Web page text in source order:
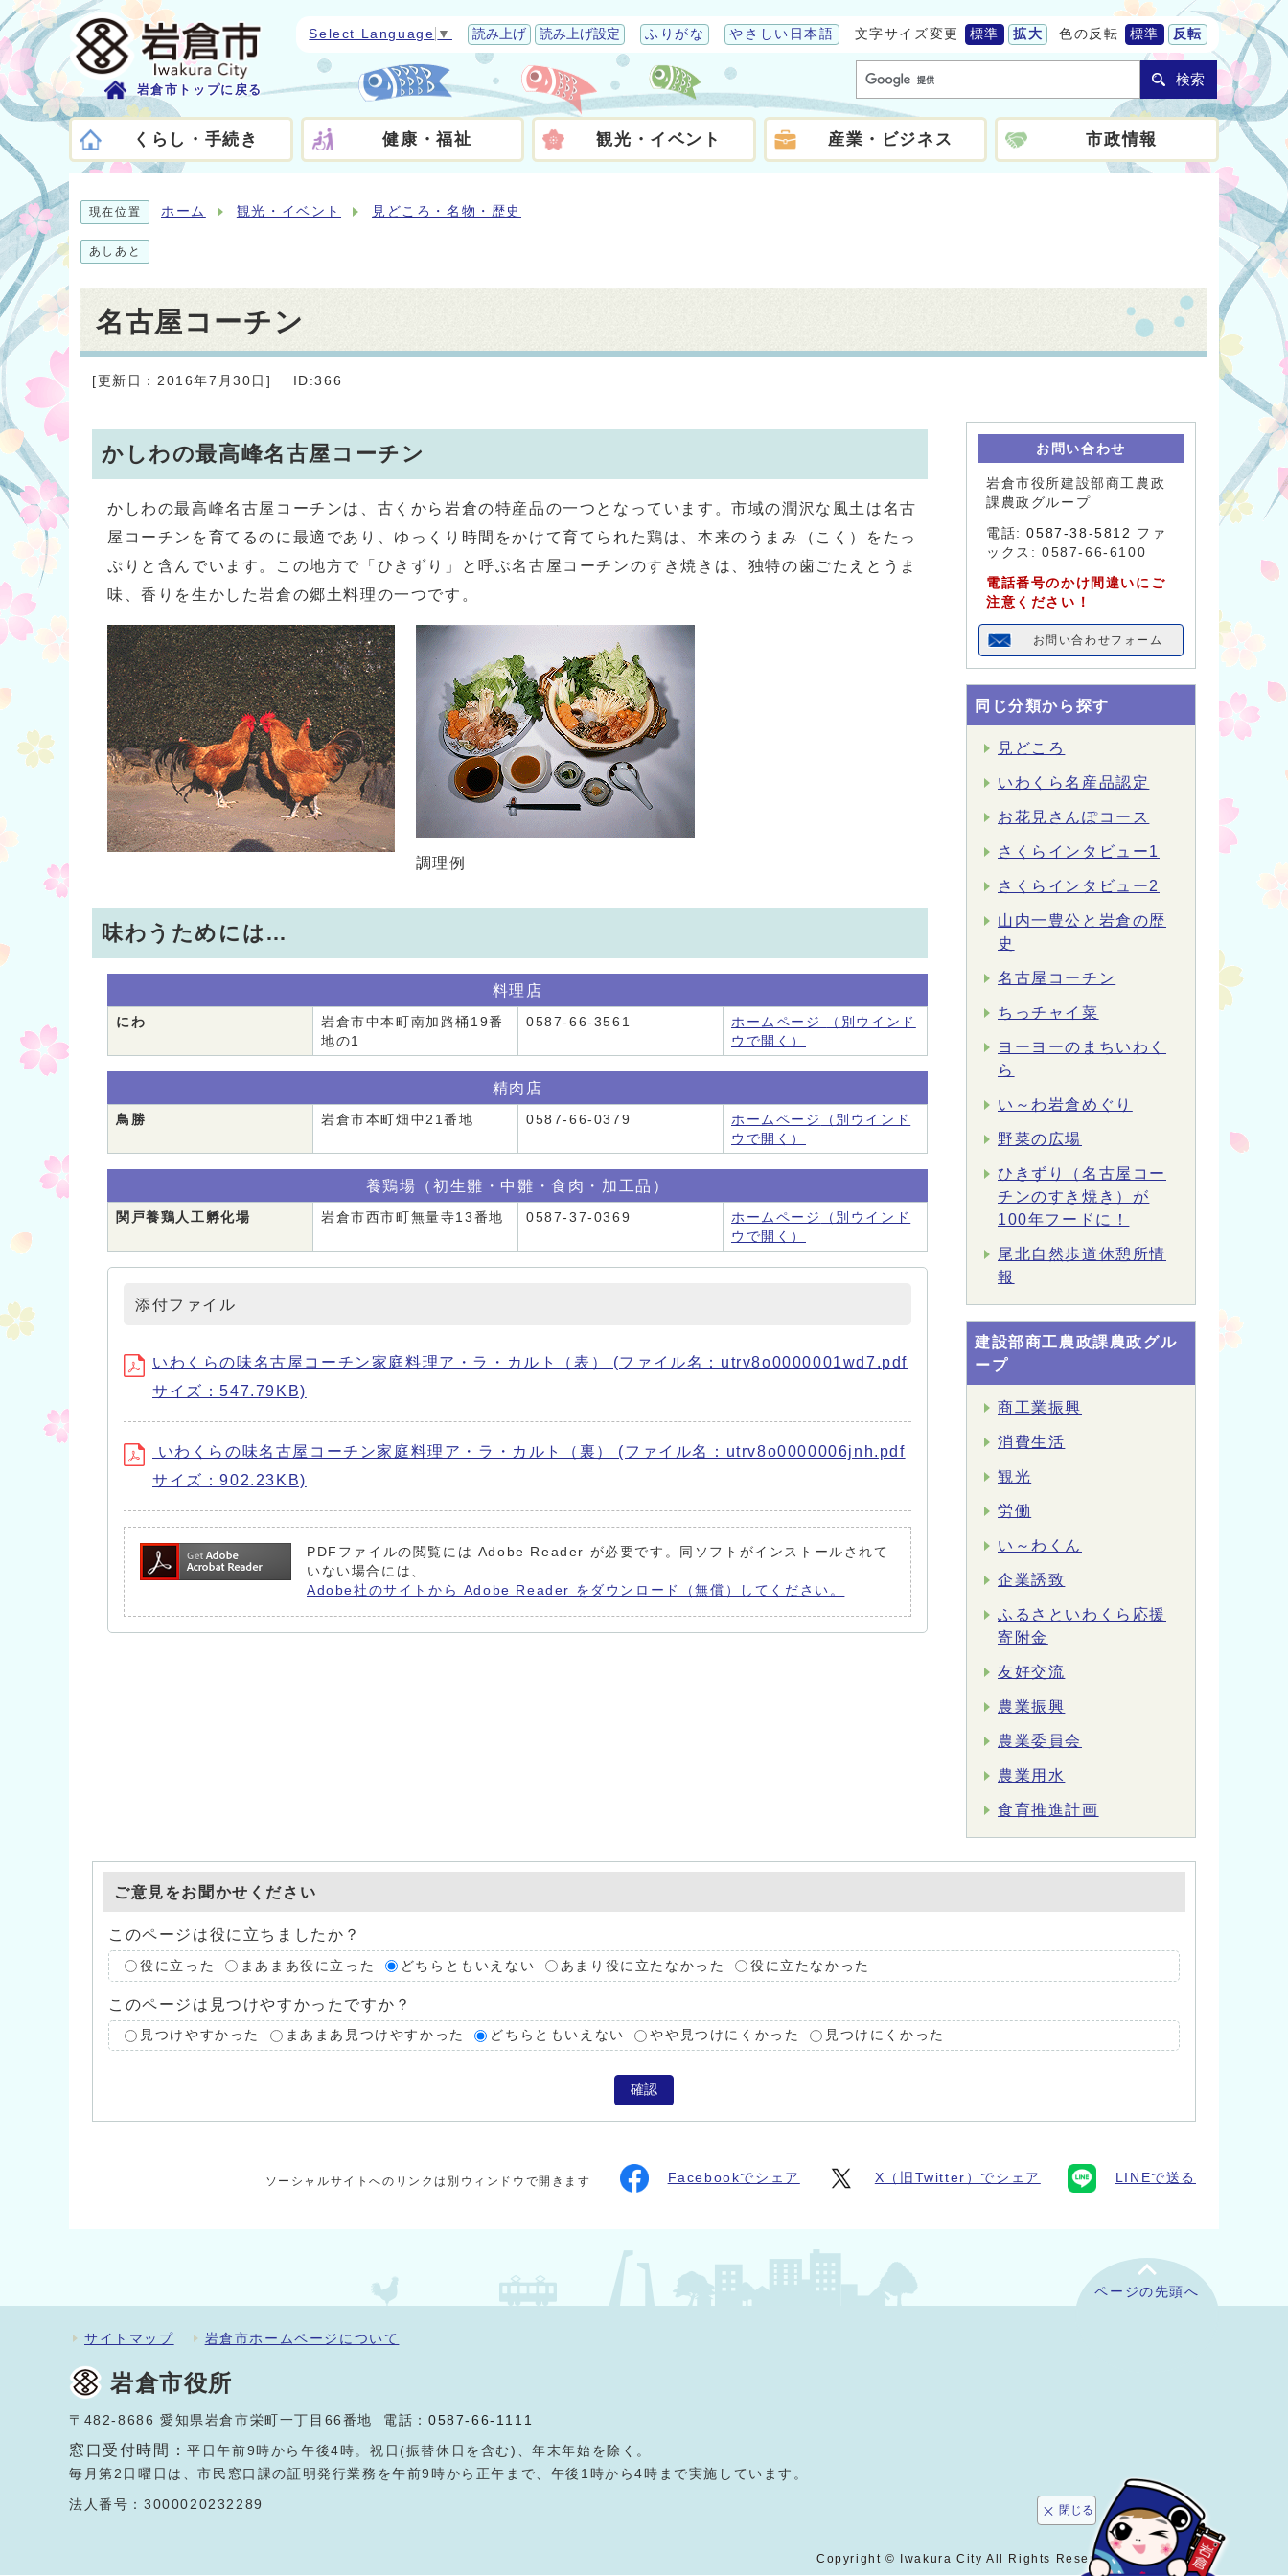
岩倉市トップに戻る
Select Language ▼ 読み上げ 読み上げ設定 ふりがな やさしい日本語 文字サイズ変更 標準 拡大 色の反転 標準 反転
検索
くらし・手続き 健康・福祉 観光・イベント 産業・ビジネス 市政情報
現在位置 ホーム 観光・イベント 見どころ・名物・歴史
あしあと
名古屋コーチン
[更新日：2016年7月30日] ID:366
かしわの最高峰名古屋コーチン
かしわの最高峰名古屋コーチンは、古くから岩倉の特産品の一つとなっています。市域の潤沢な風土は名古
屋コーチンを育てるのに最適であり、ゆっくり時間をかけて育てられた鶏は、本来のうまみ（こく）をたっ
ぷりと含んでいます。この地方で「ひきずり」と呼ぶ名古屋コーチンのすき焼きは、独特の歯ごたえとうま
味、香りを生かした岩倉の郷土料理の一つです。
調理例
味わうためには…
料理店
にわ
岩倉市中本町南加路桶19番
地の1
0587-66-3561 ホームページ
（別ウインド
ウで開く）
精肉店
鳥勝 岩倉市本町畑中21番地 0587-66-0379 ホームページ
（別ウインド
ウで開く）
養鶏場（初生雛・中雛・食肉・加工品）
関戸養鶏人工孵化場 岩倉市西市町無量寺13番地 0587-37-0369 ホームページ
（別ウインド
ウで開く）
添付ファイル
いわくらの味名古屋コーチン家庭料理ア・ラ・カルト（表） (ファイル名：utrv8o0000001wd7.pdf
サイズ：547.79KB)
いわくらの味名古屋コーチン家庭料理ア・ラ・カルト（裏） (ファイル名：utrv8o0000006jnh.pdf
サイズ：902.23KB)
PDFファイルの閲覧には Adobe Reader が必要です。同ソフトがインストールされて
いない場合には、
Adobe社のサイトから Adobe Reader をダウンロード（無償）してください。
お問い合わせ
岩倉市役所建設部商工農政
課農政グループ
電話:0587-38-5812 ファ
ックス: 0587-66-6100
電話番号のかけ間違いにご
注意ください！
お問い合わせフォーム
同じ分類から探す
見どころ
いわくら名産品認定
お花見さんぽコース
さくらインタビュー1
さくらインタビュー2
山内一豊公と岩倉の歴
史
名古屋コーチン
ちっチャイ菜
ヨーヨーのまちいわく
ら
い～わ岩倉めぐり
野菜の広場
ひきずり（名古屋コー
チンのすき焼き）が
100年フードに！
尾北自然歩道休憩所情
報
建設部商工農政課農政グル
ープ
商工業振興
消費生活
観光
労働
い～わくん
企業誘致
ふるさといわくら応援
寄附金
友好交流
農業振興
農業委員会
農業用水
食育推進計画
ご意見をお聞かせください
このページは役に立ちましたか？
役に立った まあまあ役に立った どちらともいえない あまり役に立たなかった 役に立たなかった
このページは見つけやすかったですか？
見つけやすかった まあまあ見つけやすかった どちらともいえない やや見つけにくかった 見つけにくかった
確認
ソーシャルサイトへのリンクは別ウィンドウで開きます Facebookでシェア X（旧Twitter）でシェア LINEで送る
閉じる
ページの先頭へ
サイトマップ 岩倉市ホームページについて
岩倉市役所
〒482-8686 愛知県岩倉市栄町一丁目66番地 電話：0587-66-1111
窓口受付時間：平日午前9時から午後4時。祝日(振替休日を含む)、年末年始を除く。
毎月第2日曜日は、市民窓口課の証明発行業務を午前9時から正午まで、午後1時から4時まで実施しています。
法人番号：3000020232289
Copyright © Iwakura City All Rights Reserved.